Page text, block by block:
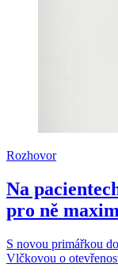
Rozhovor
Na
pro ně
S novou primářkou
Vlčkovou o